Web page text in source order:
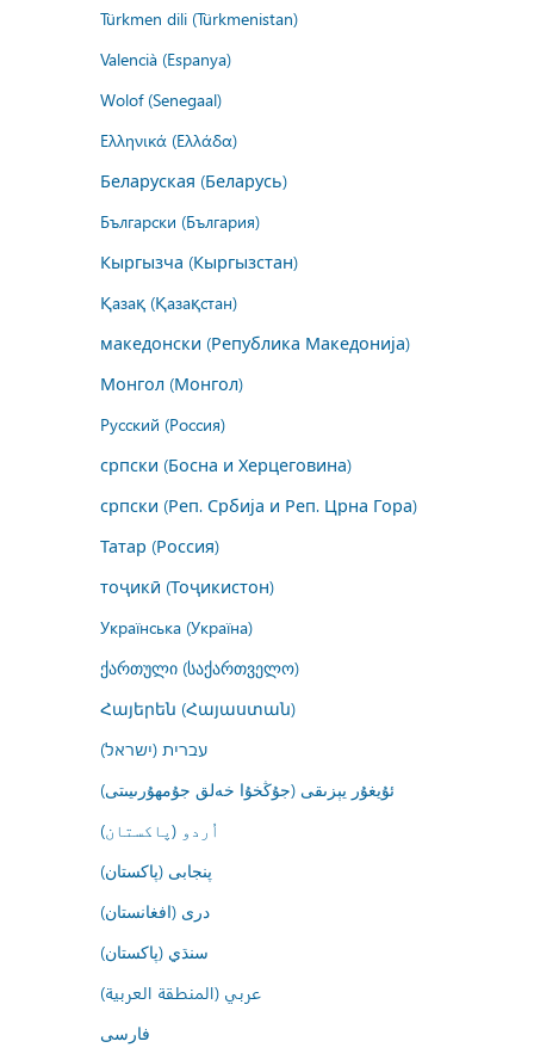
Türkmen dili (Türkmenistan)
Valencià (Espanya)
Wolof (Senegaal)
Ελληνικά (Ελλάδα)
Беларуская (Беларусь)
Български (България)
Кыргызча (Кыргызстан)
Қазақ (Қазақстан)
македонски (Република Македонија)
Монгол (Монгол)
Русский (Россия)
српски (Босна и Херцеговина)
српски (Реп. Србија и Реп. Црна Гора)
Татар (Россия)
тоҷикӣ (Тоҷикистон)
Українська (Україна)
ქართული (საქართველო)
Հայերեն (Հայաստան)
עברית (ישראל)
ئۇيغۇر يېزىقى (جۇڭخۇا خەلق جۇمھۇرىيىتى)
اُردو (پاکستان)
پنجابی (پاکستان)
درى (افغانستان)
سنڌي (پاکستان)
عربي (المنطقة العربية)
فارسى